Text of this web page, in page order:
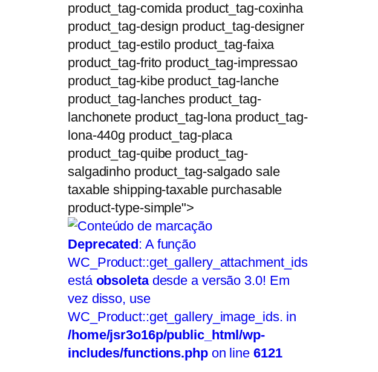
product_tag-comida product_tag-coxinha
product_tag-design product_tag-designer
product_tag-estilo product_tag-faixa
product_tag-frito product_tag-impressao
product_tag-kibe product_tag-lanche
product_tag-lanches product_tag-
lanchonete product_tag-lona product_tag-
lona-440g product_tag-placa
product_tag-quibe product_tag-
salgadinho product_tag-salgado sale
taxable shipping-taxable purchasable
product-type-simple">
Deprecated: A função
WC_Product::get_gallery_attachment_ids
está obsoletadesde a versão 3.0! Em
vez disso, use
WC_Product::get_gallery_image_ids. in
/home/jsr3o16p/public_html/wp-
includes/functions.phpon line 6121